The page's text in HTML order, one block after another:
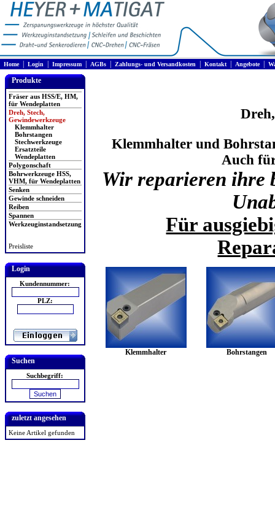
Home| Login Impressum AGBs Zahlungs- und Versandkosten Kontakt| Angebote|
Produkte
Fräser aus HSS/E, HM,
für Wendeplatten
Dreh, Stech,
Gewindewerkzeuge
Klemmhalter
Bohrstangen
Stechwerkzeuge
Ersatzteile
Wendeplatten
Polygonschaft
Bohrwerkzeuge HSS,
VHM, für Wendeplatten
Senken
Gewinde schneiden
Reiben
Spannen
Werkzeuginstandsetzung
Preisliste
Login
Kundennummer:
PLZ:
Suchen
Suchbegriff:
zuletzt angesehen
Keine Artikel gefunden
Klemmhalter und
Auch
Wir reparieren ihre
Für
Klemmhalter Bohrstangen